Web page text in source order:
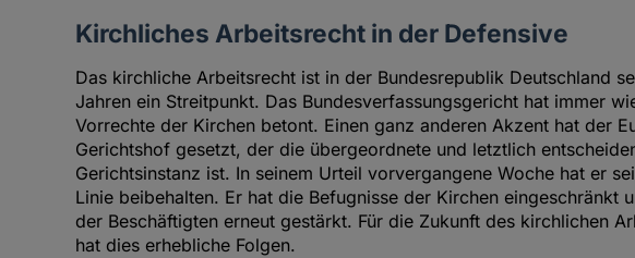
Kirchliches Arbeitsrecht in der Defensive
Das kirchliche Arbeitsrecht ist in der Bundesrepublik Deutschland
Jahren ein Streitpunkt. Das Bundesverfassungsgericht hat immer
Vorrechte der Kirchen betont. Einen ganz anderen Akzent hat der
Gerichtshof gesetzt, der die übergeordnete und letztlich
Gerichtsinstanz ist. In seinem Urteil vorvergangene Woche hat er
Linie beibehalten. Er hat die Befugnisse der Kirchen eingeschränkt
der Beschäftigten erneut gestärkt. Für die Zukunft des kirchlichen
hat dies erhebliche Folgen.